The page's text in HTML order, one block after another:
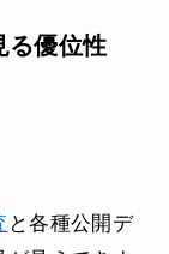
る優位性
と各種公開デ